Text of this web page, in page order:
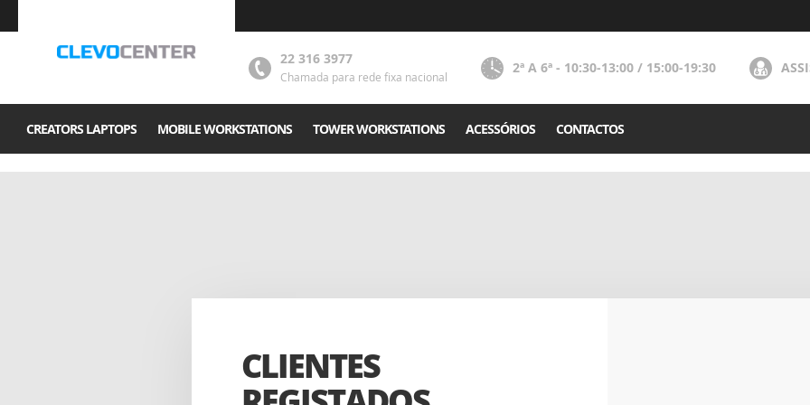
22 316 3977
Chamada para rede fixa nacional
2ª A 6ª - 10:30-13:00 / 15:00-19:30
CREATORS LAPTOPS MOBILE WORKSTATIONS TOWER WORKSTATIONS ACESSÓRIOS CONTACTOS
CLIENTES